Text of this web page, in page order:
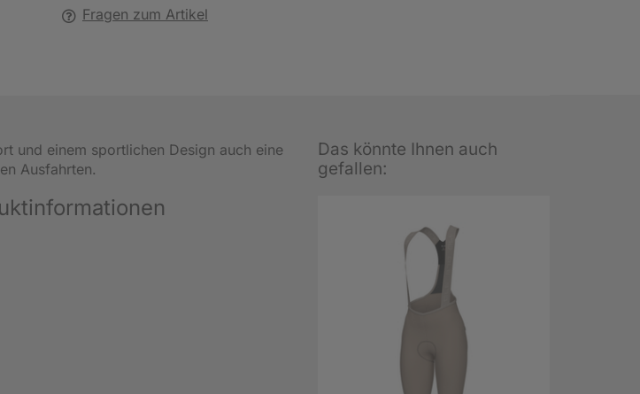
Fragen zum Artikel
und einem sportlichen Design auch eine
Ausfahrten.
Das könnte Ihnen auch
gefallen: